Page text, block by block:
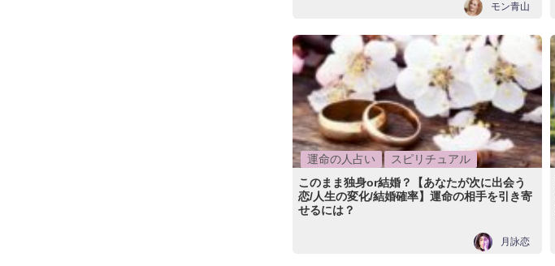
モン青山
運命の人占い
スピリチュアル
このまま独身or結婚？【あなたが次に出会う
恋/人生の変化/結婚確率】運命の相手を引き寄
せるには？
月詠恋